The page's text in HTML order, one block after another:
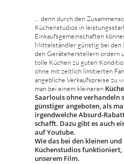
... denn durch den
Küchenstudios in
Einkaufsgemeinschaften
Mittelständler günstig bei den
den Geräteherstellern ordern
tolle Küchen zu guten
ohne mit zeitlich limitierten
angebliche Verkaufspreise zu
man bei einem kleineren
Saarlouis ohne verhandeln
günstiger angeboten, als
irgendwelche Absurd-
schafft. Dazu gibt es auch
auf Youtube.
Wie das bei den kleinen
Küchenstudios funktioniert,
unserem Film.